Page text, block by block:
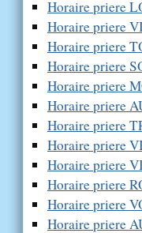
Horaire priere
Horaire priere
Horaire priere
Horaire priere
Horaire priere
Horaire priere
Horaire priere
Horaire priere
Horaire priere
Horaire priere
Horaire priere
Horaire priere